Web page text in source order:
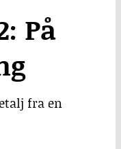
På
fra en